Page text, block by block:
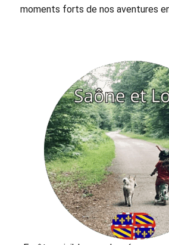
moments forts de nos aventures